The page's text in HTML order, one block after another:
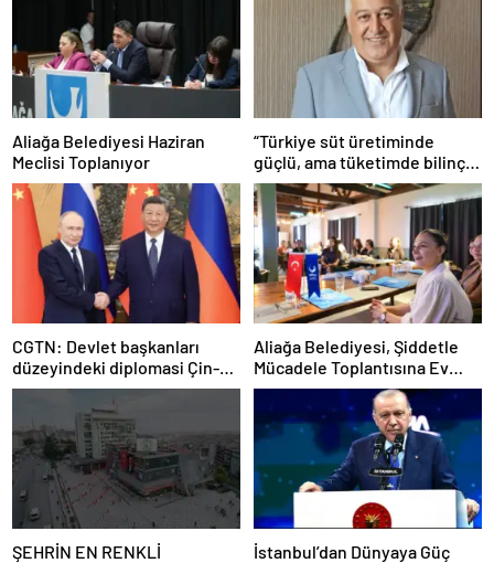
Aliağa Belediyesi Haziran
Meclisi Toplanıyor
“Türkiye süt üretiminde
güçlü, ama tüketimde bilinç
şart”
CGTN: Devlet başkanları
düzeyindeki diplomasi Çin-
Rusya arasındaki büyüyen
ortaklığı güçlendiriyor
Aliağa Belediyesi, Şiddetle
Mücadele Toplantısına Ev
Sahipliği Yaptı
ŞEHRİN EN RENKLİ
İstanbul’dan Dünyaya Güç